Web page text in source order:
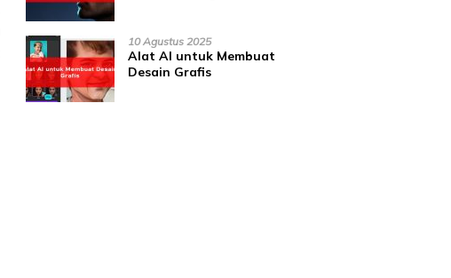
10 Agustus 2025
Alat AI untuk Membuat
Desain Grafis